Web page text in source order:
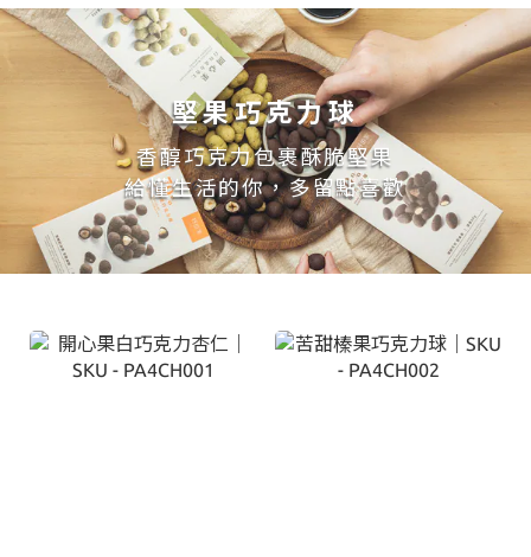
堅果巧克力球
香醇巧克力包裹酥脆堅果
給懂生活的你，多留點喜歡